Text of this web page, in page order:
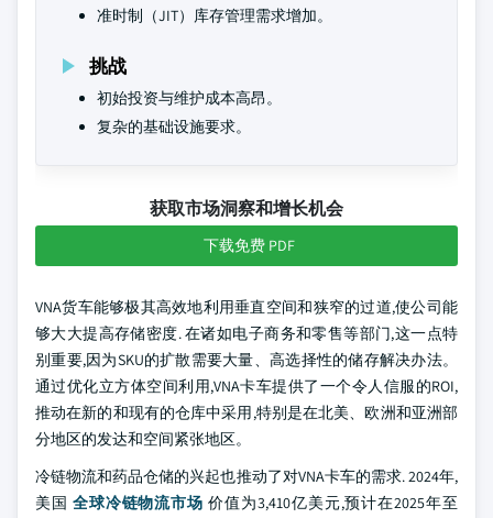
准时制（JIT）库存管理需求增加。
挑战
初始投资与维护成本高昂。
复杂的基础设施要求。
获取市场洞察和增长机会
下载免费 PDF
VNA货车能够极其高效地利用垂直空间和狭窄的过道,使公司能
够大大提高存储密度. 在诸如电子商务和零售等部门,这一点特
别重要,因为SKU的扩散需要大量、高选择性的储存解决办法。
通过优化立方体空间利用,VNA卡车提供了一个令人信服的ROI,
推动在新的和现有的仓库中采用,特别是在北美、欧洲和亚洲部
分地区的发达和空间紧张地区。
冷链物流和药品仓储的兴起也推动了对VNA卡车的需求. 2024年,
美国 全球冷链物流市场 价值为3,410亿美元,预计在2025年至